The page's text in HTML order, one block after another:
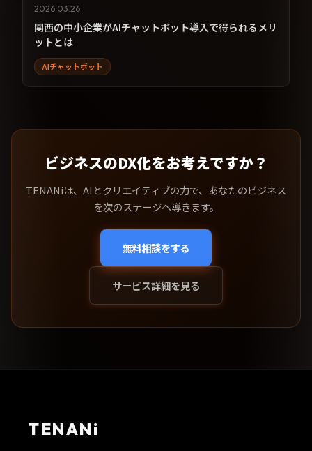
2026.03.26
関西の中小企業がAIチャットボット導入で得られるメリ
ットとは
AIチャットボット
ビジネスのDX化をお考えですか？
TENANiは、AIとクリエイティブの力で、あなたのビジネス
を次のステージへ導きます。
無料相談をする
サービス詳細を見る
TENANi